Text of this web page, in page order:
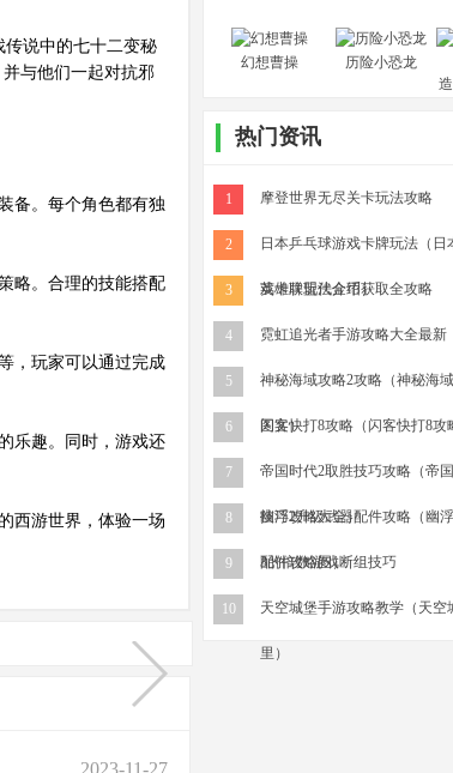
说中的七十二变秘
与他们一起对抗邪
备。每个角色都有独
略。合理的技能搭配
，玩家可以通过完成
乐趣。同时，游戏还
西游世界，体验一场
2023-11-27
幻想曹操
历险小恐龙
热门资讯
1 摩登世界无尽关卡玩法攻略
2 日本乒乓球游戏卡牌玩法（日
戏卡牌玩法介绍）
3 英雄联盟代金币获取全攻略
4 霓虹追光者手游攻略大全最新
5 神秘海域攻略2攻略（神秘海
图文）
6 闪客快打8攻略（闪客快打8攻
7 帝国时代2取胜技巧攻略（帝
技巧攻略大全）
8 幽浮2升级武器配件攻略（幽
配件攻略图）
9 3的倍数游戏断组技巧
10 天空城堡手游攻略教学（天空
里）